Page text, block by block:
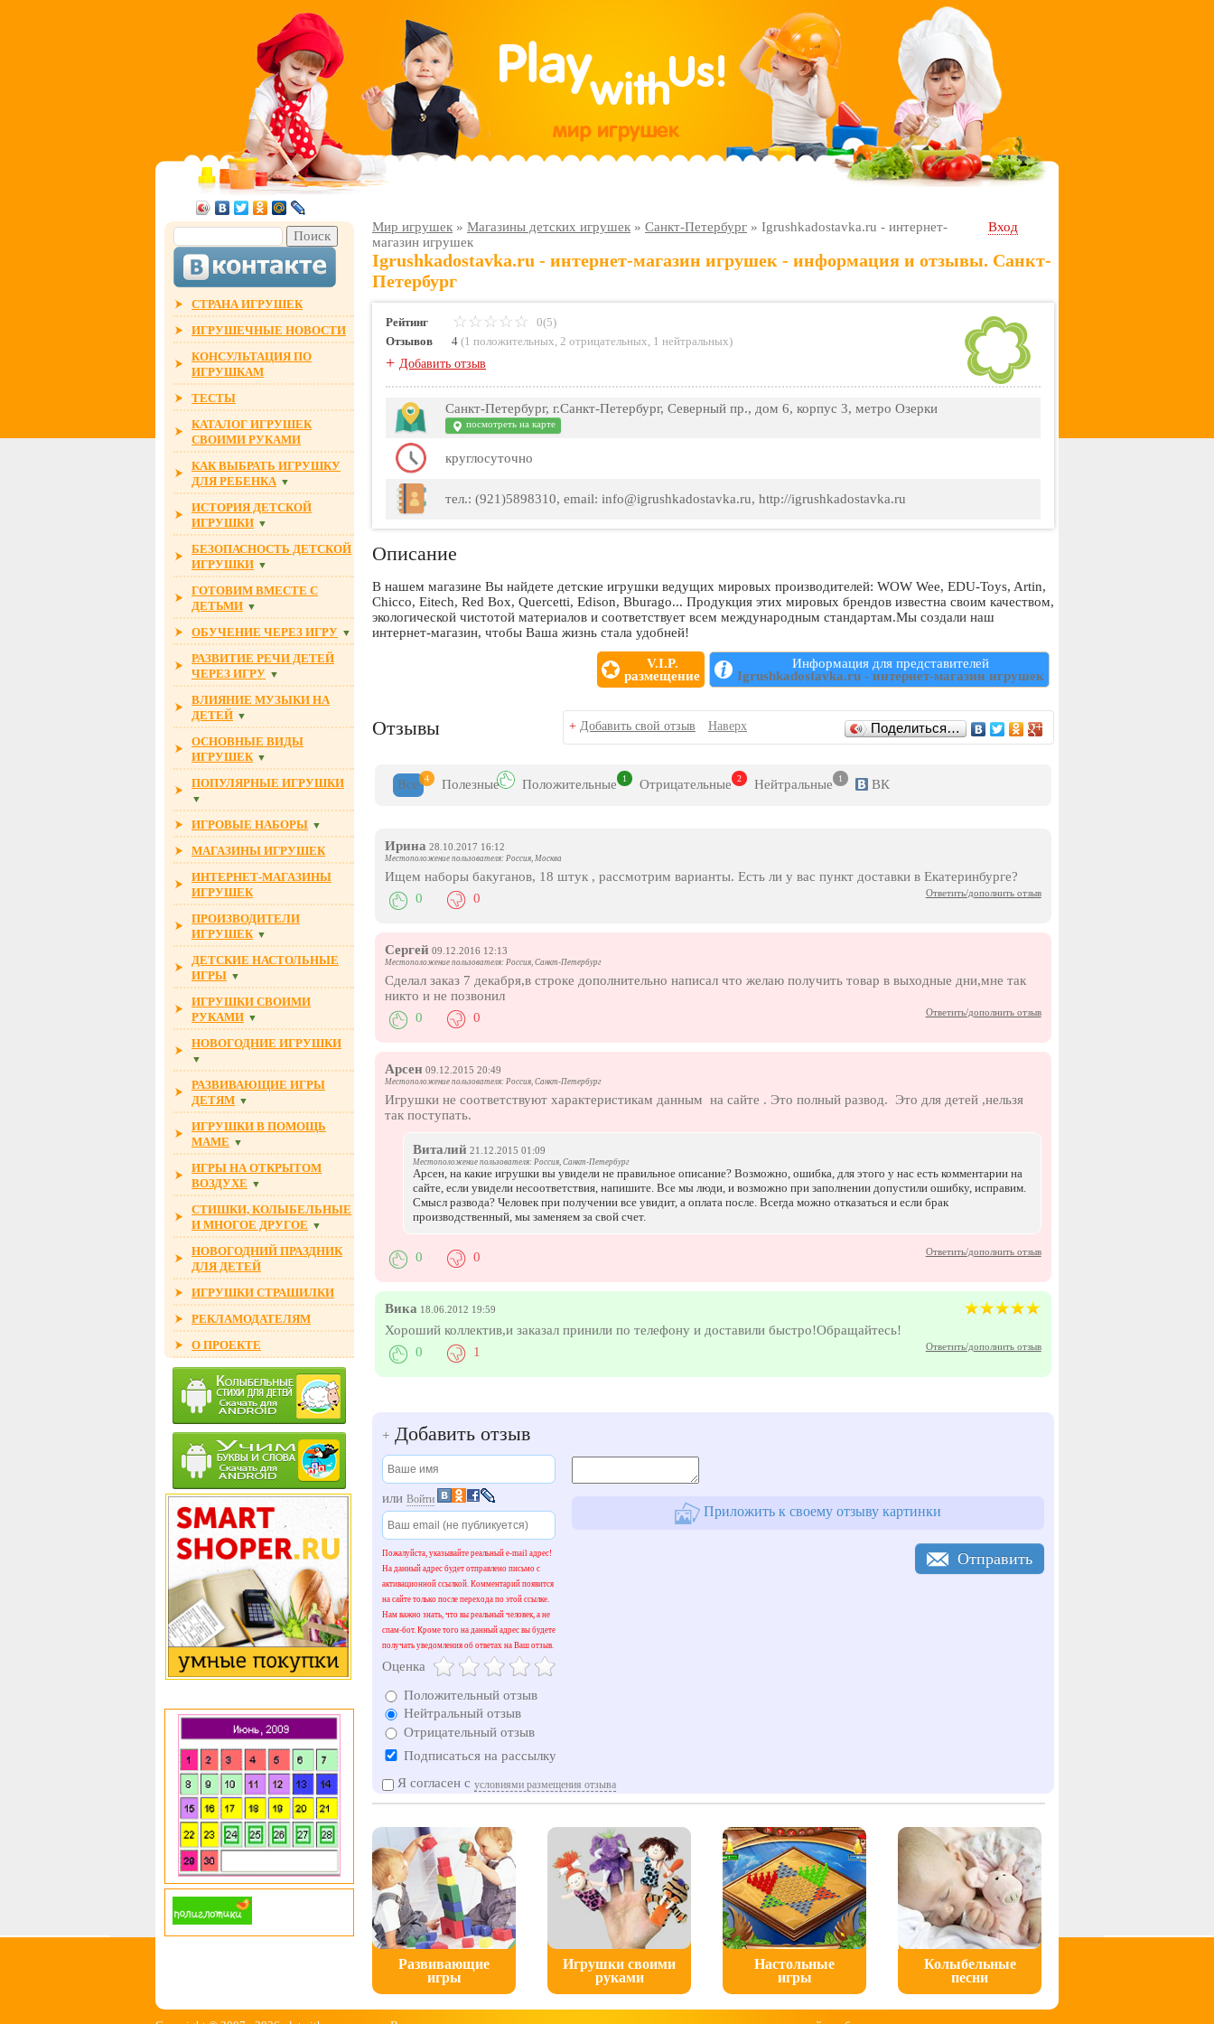
СТРАНА ИГРУШЕК
ИГРУШЕЧНЫЕ НОВОСТИ
КОНСУЛЬТАЦИЯ ПО
ИГРУШКАМ
ТЕСТЫ
КАТАЛОГ ИГРУШЕК
СВОИМИ РУКАМИ
КАК ВЫБРАТЬ ИГРУШКУ
ДЛЯ РЕБЕНКА ▼
ИСТОРИЯ ДЕТСКОЙ
ИГРУШКИ ▼
БЕЗОПАСНОСТЬ ДЕТСКОЙ
ИГРУШКИ ▼
ГОТОВИМ ВМЕСТЕ С
ДЕТЬМИ ▼
ОБУЧЕНИЕ ЧЕРЕЗ ИГРУ ▼
РАЗВИТИЕ РЕЧИ ДЕТЕЙ
ЧЕРЕЗ ИГРУ ▼
ВЛИЯНИЕ МУЗЫКИ НА
ДЕТЕЙ ▼
ОСНОВНЫЕ ВИДЫ
ИГРУШЕК ▼
ПОПУЛЯРНЫЕ ИГРУШКИ
▼
ИГРОВЫЕ НАБОРЫ ▼
МАГАЗИНЫ ИГРУШЕК
ИНТЕРНЕТ-МАГАЗИНЫ
ИГРУШЕК
ПРОИЗВОДИТЕЛИ
ИГРУШЕК ▼
ДЕТСКИЕ НАСТОЛЬНЫЕ
ИГРЫ ▼
ИГРУШКИ СВОИМИ
РУКАМИ ▼
НОВОГОДНИЕ ИГРУШКИ
▼
РАЗВИВАЮЩИЕ ИГРЫ
ДЕТЯМ ▼
ИГРУШКИ В ПОМОЩЬ
МАМЕ ▼
ИГРЫ НА ОТКРЫТОМ
ВОЗДУХЕ ▼
СТИШКИ, КОЛЫБЕЛЬНЫЕ
И МНОГОЕ ДРУГОЕ ▼
НОВОГОДНИЙ ПРАЗДНИК
ДЛЯ ДЕТЕЙ
ИГРУШКИ СТРАШИЛКИ
РЕКЛАМОДАТЕЛЯМ
О ПРОЕКТЕ
Мир игрушек » Магазины детских игрушек » Санкт-Петербург » Igrushkadostavka.ru - интернет-
магазин игрушек
Вход
Igrushkadostavka.ru - интернет-магазин игрушек - информация и отзывы. Санкт-
Петербург
Рейтинг
0(5)
Отзывов
4 (1 положительных, 2 отрицательных, 1 нейтральных)
+ Добавить отзыв
Санкт-Петербург, г.Санкт-Петербург, Северный пр., дом 6, корпус 3, метро Озерки
посмотреть на карте
круглосуточно
тел.: (921)5898310, email: info@igrushkadostavka.ru, http://igrushkadostavka.ru
Описание
В нашем магазине Вы найдете детские игрушки ведущих мировых производителей: WOW Wee, EDU-Toys, Artin,
Chicco, Eitech, Red Box, Quercetti, Edison, Bburago... Продукция этих мировых брендов известна своим качеством,
экологической чистотой материалов и соответствует всем международным стандартам.Мы создали наш
интернет-магазин, чтобы Ваша жизнь стала удобней!
V.I.P.
размещение
Информация для представителей
Igrushkadostavka.ru - интернет-магазин игрушек
Отзывы + Добавить свой отзыв Наверх Поделиться…
Все 4 Полезные Положительные 1 Отрицательные 2 Нейтральные 1 ВК
Ирина 28.10.2017 16:12
Местоположение пользователя: Россия, Москва
Ищем наборы бакуганов, 18 штук , рассмотрим варианты. Есть ли у вас пункт доставки в Екатеринбурге?
Ответить/дополнить отзыв
0 0
Сергей 09.12.2016 12:13
Местоположение пользователя: Россия, Санкт-Петербург
Сделал заказ 7 декабря,в строке дополнительно написал что желаю получить товар в выходные дни,мне так
никто и не позвонил
Ответить/дополнить отзыв
0 0
Арсен 09.12.2015 20:49
Местоположение пользователя: Россия, Санкт-Петербург
Игрушки не соответствуют характеристикам данным на сайте . Это полный развод. Это для детей ,нельзя
так поступать.
Виталий 21.12.2015 01:09
Местоположение пользователя: Россия, Санкт-Петербург
Арсен, на какие игрушки вы увидели не правильное описание? Возможно, ошибка, для этого у нас есть комментарии на
сайте, если увидели несоответствия, напишите. Все мы люди, и возможно при заполнении допустили ошибку, исправим.
Смысл развода? Человек при получении все увидит, а оплата после. Всегда можно отказаться и если брак
производственный, мы заменяем за свой счет.
Ответить/дополнить отзыв
0 0
Вика 18.06.2012 19:59
Хороший коллектив,и заказал принили по телефону и доставили быстро!Обращайтесь!
Ответить/дополнить отзыв
0 1
+ Добавить отзыв
или Войти
Пожалуйста, указывайте реальный e-mail адрес!
На данный адрес будет отправлено письмо с
активационной ссылкой. Комментарий появится
на сайте только после перехода по этой ссылке.
Нам важно знать, что вы реальный человек, а не
спам-бот. Кроме того на данный адрес вы будете
получать уведомления об ответах на Ваш отзыв.
Оценка
Положительный отзыв
Нейтральный отзыв
Отрицательный отзыв
Подписаться на рассылку
Приложить к своему отзыву картинки
Я согласен с условиями размещения отзыва
Отправить
Развивающие
игры
Игрушки своими
руками
Настольные
игры
Колыбельные
песни